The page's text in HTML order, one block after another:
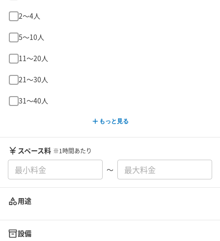
2〜4人
5〜10人
11〜20人
21〜30人
31〜40人
もっと見る
スペース料 ※1時間あたり
〜
用途
設備